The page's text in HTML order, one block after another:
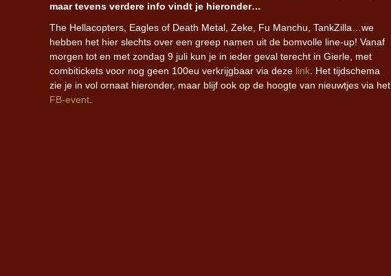
maar tevens verdere info vindt je hieronder…
The Hellacopters, Eagles of Death Metal, Zeke, Fu Manchu, TankZilla…we
hebben het hier slechts over een greep namen uit de bomvolle line-up! Vanaf
morgen tot en met zondag 9 juli kun je in ieder geval terecht in Gierle, met
combitickets voor nog geen 100eu verkrijgbaar via deze link . Het tijdschema
zie je in vol ornaat hieronder, maar blijf ook op de hoogte van nieuwtjes via het
FB-event